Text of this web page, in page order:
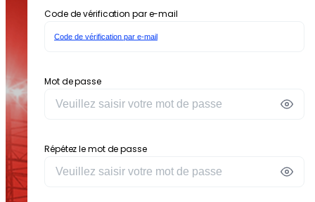
Code de vérification par e-mail
Code de vérification par e-mail
Mot de passe
Répétez le mot de passe